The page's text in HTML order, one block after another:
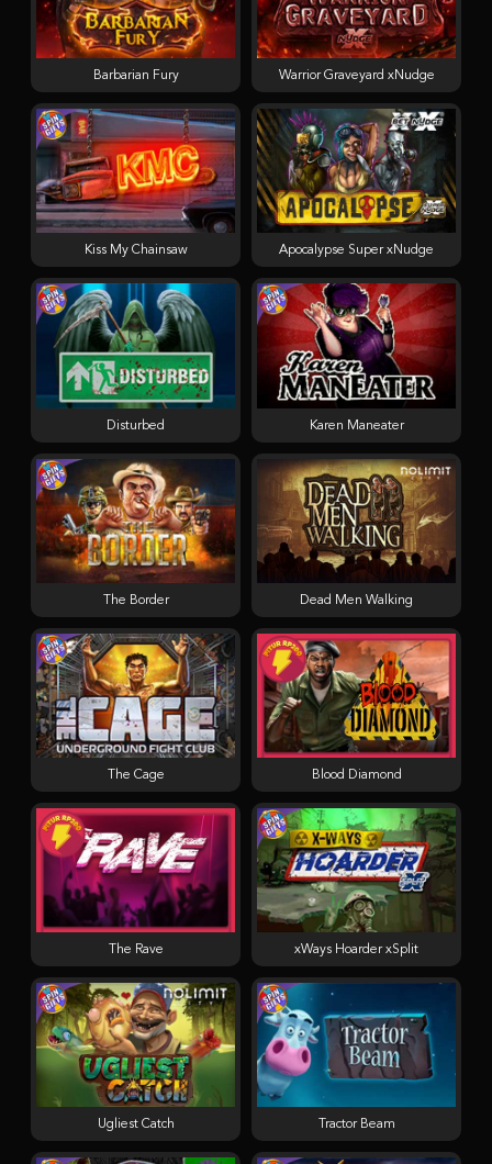
Blood Diamond
Dead Men Walking
Apocalypse Super xNudge
Kiss My Chainsaw
Tractor Beam
The Cage
Warrior Graveyard xNudge
Barbarian Fury
Disturbed
xWays Hoarder xSplit
Karen Maneater
The Border
Ugliest Catch
The Rave